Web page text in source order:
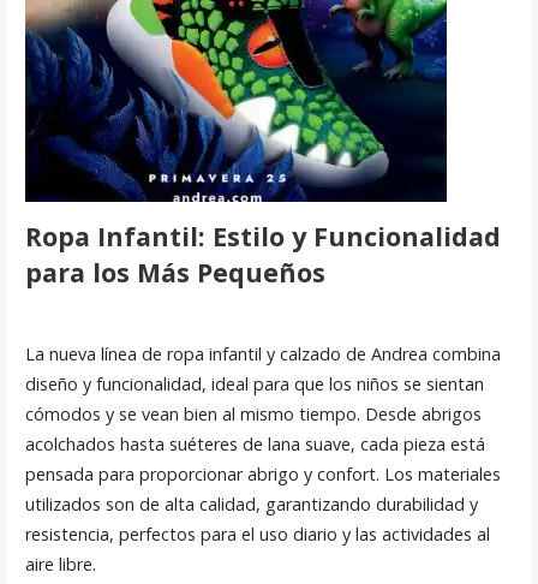
Ropa Infantil: Estilo y Funcionalidad
para los Más Pequeños
La nueva línea de ropa infantil y calzado de Andrea combina
diseño y funcionalidad, ideal para que los niños se sientan
cómodos y se vean bien al mismo tiempo. Desde abrigos
acolchados hasta suéteres de lana suave, cada pieza está
pensada para proporcionar abrigo y confort. Los materiales
utilizados son de alta calidad, garantizando durabilidad y
resistencia, perfectos para el uso diario y las actividades al
aire libre.